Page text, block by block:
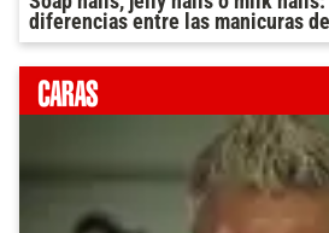
diferencias entre las manicuras